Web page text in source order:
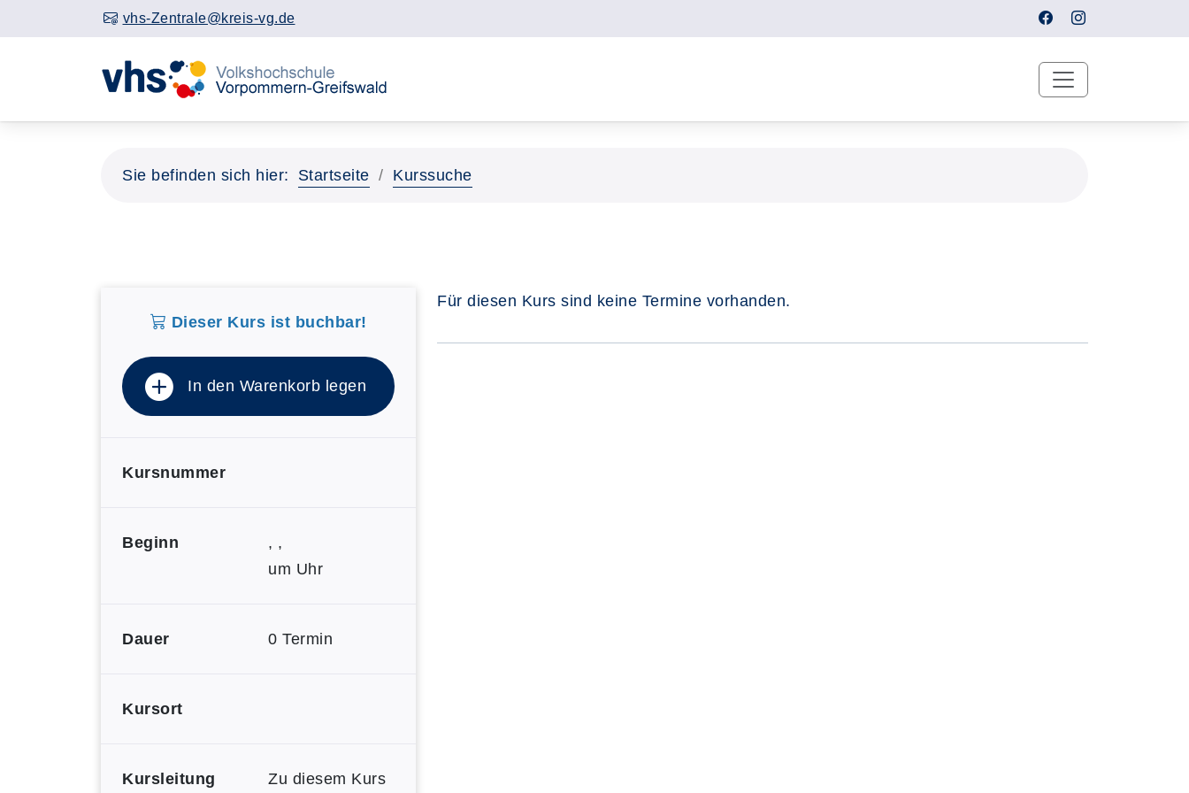
vhs-Zentrale@kreis-vg.de
Sie befinden sich hier: Startseite Kurssuche
Dieser Kurs ist buchbar!
In den Warenkorb legen
Kursnummer
Beginn
, ,
um Uhr
Dauer 0 Termin
Kursort
Kursleitung Zu diesem Kurs
Für diesen Kurs sind keine Termine vorhanden.